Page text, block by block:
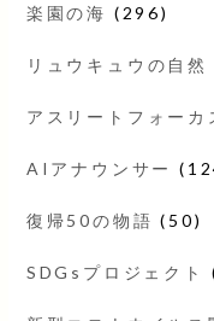
楽園の海 (296)
リュウキュウの自然
アスリートフォーカ
AIアナウンサー
復帰50の物語 (50)
SDGsプロジェクト